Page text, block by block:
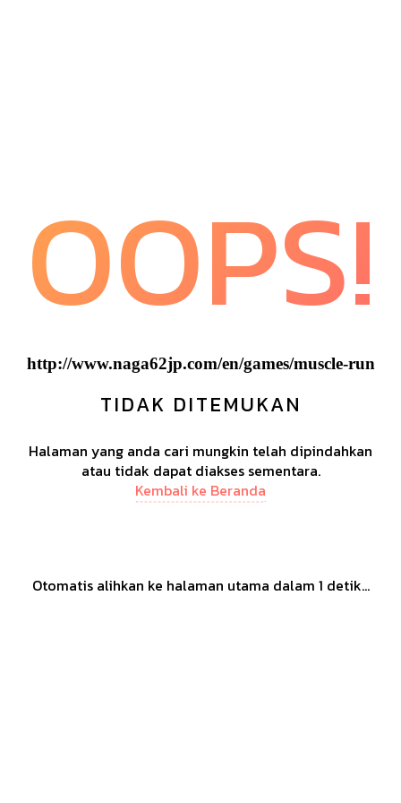
OOPS!
http://www.naga62jp.com/en/games/muscle-run
TIDAK DITEMUKAN
Halaman yang anda cari mungkin telah dipindahkan
atau tidak dapat diakses sementara.
Kembali ke Beranda
Otomatis alihkan ke halaman utama dalam 1 detik...